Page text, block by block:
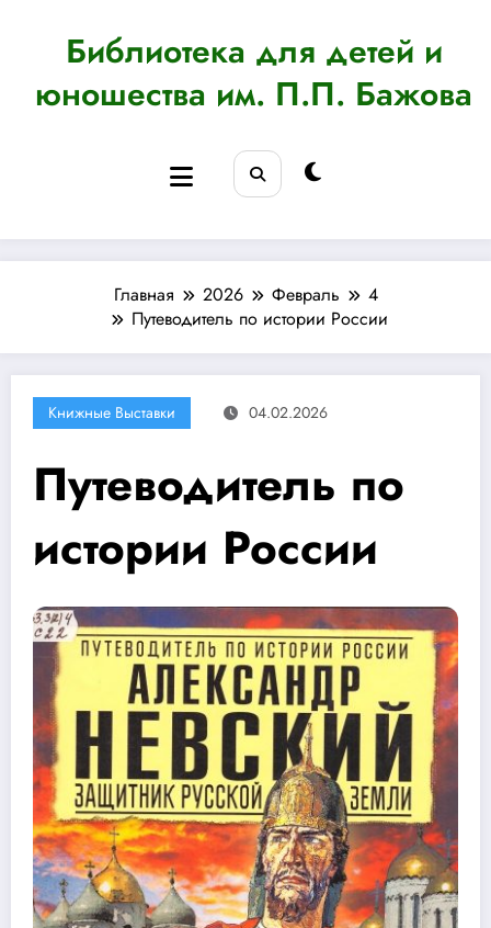
содержимомуБиблиотека для детей и
юношества им. П.П. Бажова
Главная 2026 Февраль
4
Путеводитель по истории России
Книжные Выставки 04.02.2026
Путеводитель по
истории России